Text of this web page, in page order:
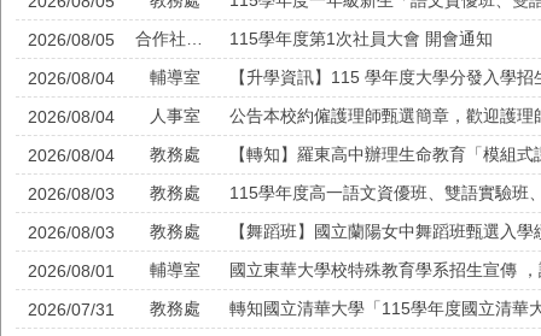
2026/08/05 115學年度第1次社員大會 開會通知
2026/08/04 輔導室 【升學資訊】115 學年度大學分發入學
2026/08/04 人事室 公告本校約僱護理師甄選簡章，歡迎護理
2026/08/04 教務處
2026/08/03 教務處 115學年度高一語文資優班、雙語實驗班
2026/08/03 教務處 【舞蹈班】國立蘭陽女中舞蹈班甄選入
2026/08/01 輔導室 國立東華大學校特殊教育學系招生宣傳
2026/07/31 教務處